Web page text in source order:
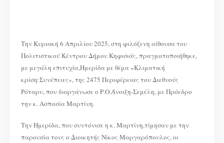
Την Κυριακή 6 Απριλίου 2025, στη φιλόξενη αίθουσα του
Πολιτιστικού Κέντρου Δήμου Κηφισιάς, πραγματοποιήθηκε,
με μεγάλη επιτυχία,Ημερίδα με θέμα «Κλιματική
κρίση:Συνέπειες», της 2475 Περιφέρειας του Διεθνούς
Ρόταρυ, που διοργάνωσε ο Ρ.Ο.Άνοιξη-Σεμέλη, με Πρόεδρο
την κ. Ασπασία Μαρτίνη.
Την Ημερίδα, που συντόνισε η κ. Μαρτίνη,τίμησαν με την
παρουσία τους ο Διοικητής Νίκος Μαργαρόπουλος, οι